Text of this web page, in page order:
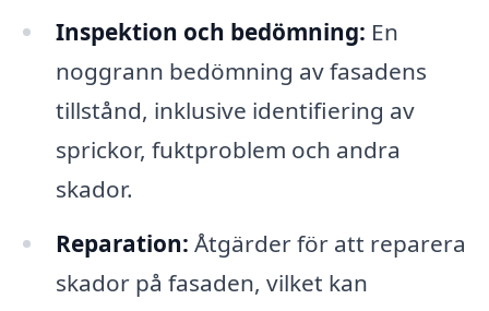
Inspektion och bedömning: En
noggrann bedömning av fasadens
tillstånd, inklusive identifiering av
sprickor, fuktproblem och andra
skador.
Reparation: Åtgärder för att reparera
skador på fasaden, vilket kan